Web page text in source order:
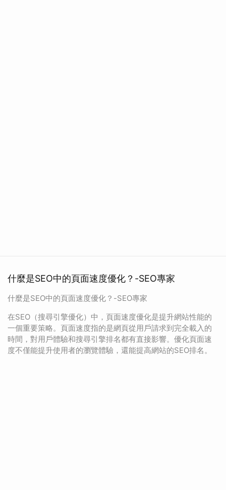
什麼是SEO中的頁面速度優化？-SEO專家
什麼是SEO中的頁面速度優化？-SEO專家
在SEO（搜尋引擎優化）中，頁面速度優化是提升網站性能的
一個重要策略。頁面速度指的是網頁從用戶請求到完全載入的
時間，對用戶體驗和搜尋引擎排名都有直接影響。優化頁面速
度不僅能提升使用者的瀏覽體驗，還能提高網站的SEO排名。